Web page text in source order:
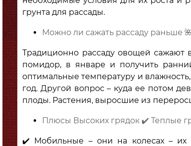
грунта для рассады.
Можно ли сажать рассаду раньше
Традиционно рассаду овощей
помидор, в январе и получить
оптимальные температуру и
год. Другой вопрос – куда ее потом
плоды. Растения, выросшие из
Плюсы Высоких грядок ✔️ Теплые
✔️ Мобильные – они на колесах – их